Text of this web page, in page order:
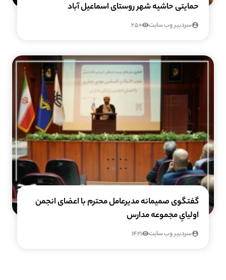
حمایتی حاشیه شهر روستای اسماعیل آباد
سردبیر وب سایت 250
گفتگوی صمیمانه مدیرعامل محترم با اعضای انجمن
اولیایِ مجموعه مدارس
سردبیر وب سایت 1421